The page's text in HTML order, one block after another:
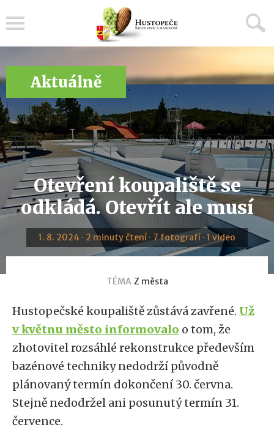
Aktuálně
Otevření koupaliště se
odkládá. Otevřít ale musí
1. 8. 2024 · 2 minuty čtení · 7 fotografí · 1 video
TÉMA Z města
Hustopečské koupaliště zůstává zavřené. Už
v květnu město informovalo o tom, že
zhotovitel rozsáhlé rekonstrukce především
bazénové techniky nedodrží původně
plánovaný termín dokončení 30. června.
Stejně nedodržel ani posunutý termín 31.
července.